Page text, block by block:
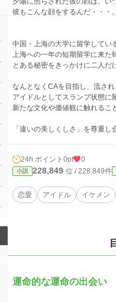
彼もこんな顔をするんだ・・・
中国・上海の大学に留学して
上海への一年の短期留学に来た
とある秘密をきっかけに二人だ
なんとなくCAを目指し、流さ
アイドルとしてスランプ状態に
新たな文化や価値観に触れるこ
「違いの美しくしさ」を尊重
24h.ポイント 0pt 0
小説 228,849 位 / 228,849件
恋愛 アイドル イケメン
運命的な運命の出会い